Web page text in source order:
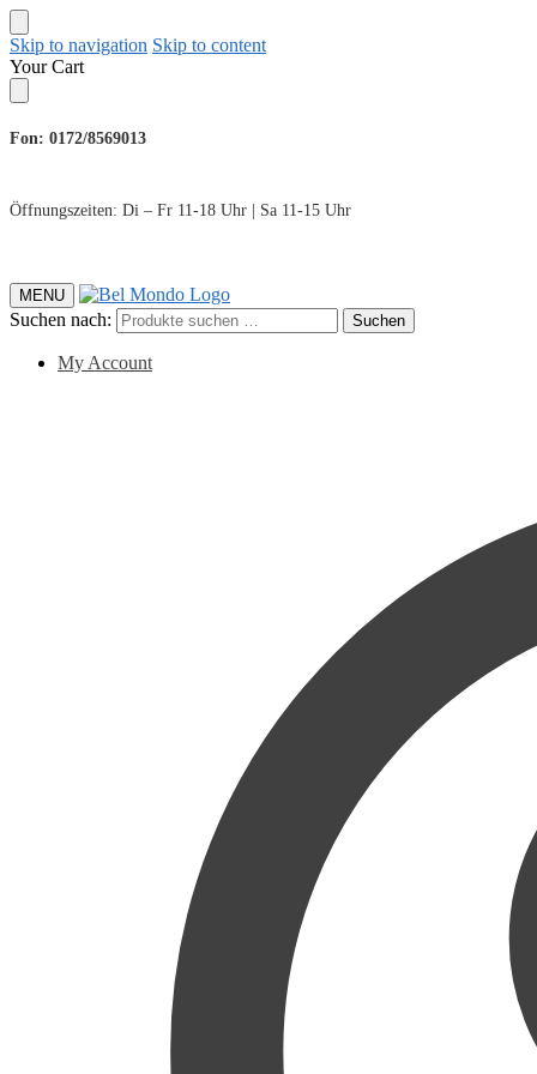
Skip to navigation Skip to content
Your Cart
Fon: 0172/8569013
Öffnungszeiten: Di – Fr 11-18 Uhr | Sa 11-15 Uhr
MENU
Suchen nach: Suchen
My Account